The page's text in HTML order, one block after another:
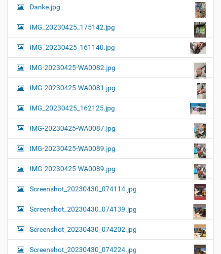
Danke.jpg
IMG_20230425_175142.jpg
IMG_20230425_161140.jpg
IMG-20230425-WA0082.jpg
IMG-20230425-WA0081.jpg
IMG_20230425_162125.jpg
IMG-20230425-WA0087.jpg
IMG-20230425-WA0089.jpg
IMG-20230425-WA0089.jpg
Screenshot_20230430_074114.jpg
Screenshot_20230430_074139.jpg
Screenshot_20230430_074202.jpg
Screenshot_20230430_074224.jpg